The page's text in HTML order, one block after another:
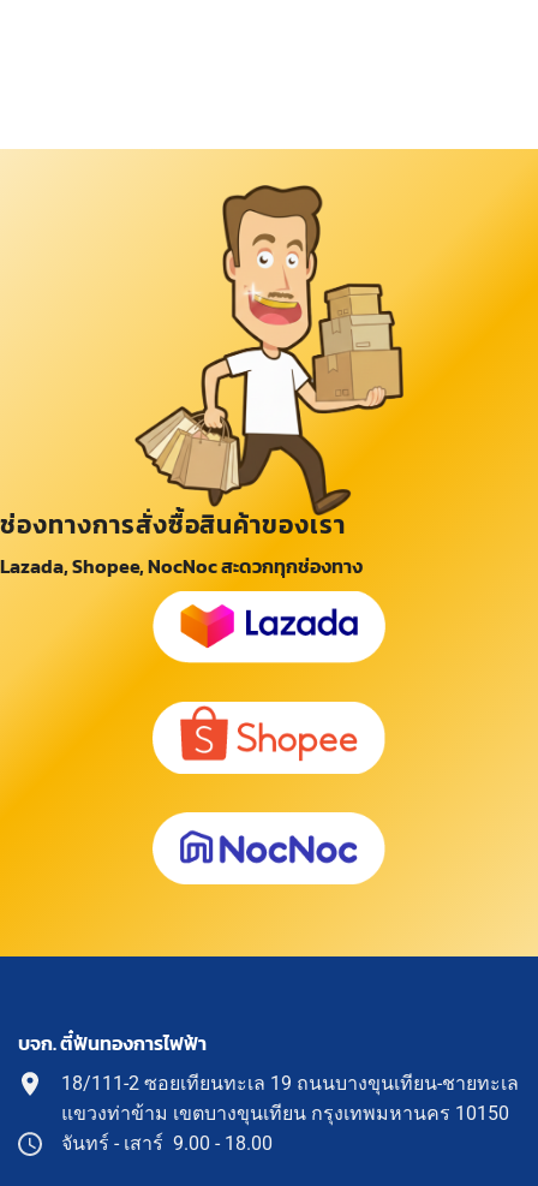
ช่องทางการสั่งซื้อสินค้าของเรา
Lazada, Shopee, NocNoc สะดวกทุกช่องทาง
บจก. ตี๋ฟันทองการไฟฟ้า
18/111-2 ซอยเทียนทะเล 19 ถนนบางขุนเทียน-ชายทะเล
แขวงท่าข้าม เขตบางขุนเทียน กรุงเทพมหานคร 10150
จันทร์ - เสาร์ 9.00 - 18.00